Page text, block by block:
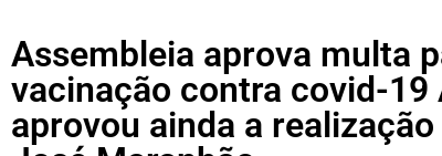
Assembleia aprova multa
vacinação contra covid-19
aprovou ainda a